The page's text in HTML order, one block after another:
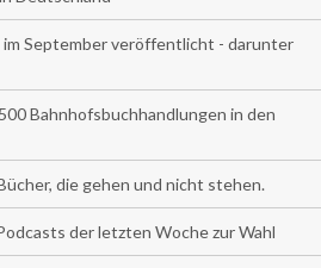
September veröffentlicht - darunter
Bahnhofsbuchhandlungen in den
die gehen und nicht stehen.
der letzten Woche zur Wahl